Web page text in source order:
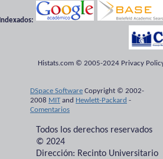
Indexados:
Histats.com © 2005-2024 Privacy
DSpace Software Copyright © 2002-
2008 MITand Hewlett-Packard -
Comentarios
Todos los derechos reservados
© 2024
Dirección: Recinto Universitario